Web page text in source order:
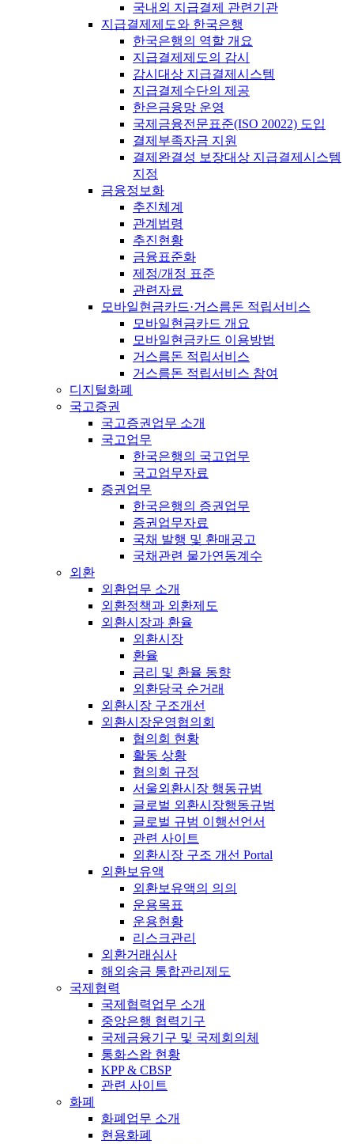
국내외 지급결제 관련기관
지급결제제도와 한국은행
한국은행의 역할 개요
지급결제제도의 감시
감시대상 지급결제시스템
지급결제수단의 제공
한은금융망 운영
국제금융전문표준(ISO 20022) 도입
결제부족자금 지원
결제완결성 보장대상 지급결제시스템
지정
금융정보화
추진체계
관계법령
추진현황
금융표준화
제정/개정 표준
관련자료
모바일현금카드·거스름돈 적립서비스
모바일현금카드 개요
모바일현금카드 이용방법
거스름돈 적립서비스
거스름돈 적립서비스 참여
디지털화폐
국고증권
국고증권업무 소개
국고업무
한국은행의 국고업무
국고업무자료
증권업무
한국은행의 증권업무
증권업무자료
국채 발행 및 환매공고
국채관련 물가연동계수
외환
외환업무 소개
외환정책과 외환제도
외환시장과 환율
외환시장
환율
금리 및 환율 동향
외환당국 순거래
외환시장 구조개선
외환시장운영협의회
협의회 현황
활동 상황
협의회 규정
서울외환시장 행동규범
글로벌 외환시장행동규범
글로벌 규범 이행선언서
관련 사이트
외환시장 구조 개선 Portal
외환보유액
외환보유액의 의의
운용목표
운용현황
리스크관리
외환거래심사
해외송금 통합관리제도
국제협력
국제협력업무 소개
중앙은행 협력기구
국제금융기구 및 국제회의체
통화스왑 현황
KPP & CBSP
관련 사이트
화폐
화폐업무 소개
현용화폐